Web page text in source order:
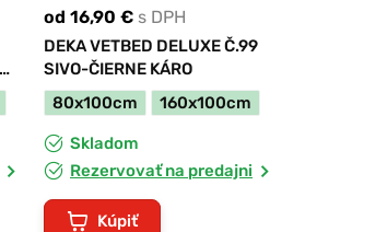
od 16,90 € s DPH
DEKA VETBED DELUXE Č.99
SIVO-ČIERNE KÁRO
80x100cm
160x100cm
Skladom
Rezervovať na predajni
Kúpiť